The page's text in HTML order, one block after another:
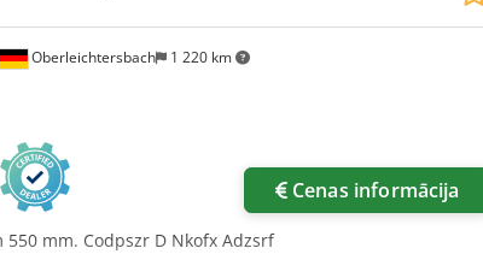
Oberleichtersbach 1 220 km
Cenas informācija
mm. Codpszr D Nkofx Adzsrf